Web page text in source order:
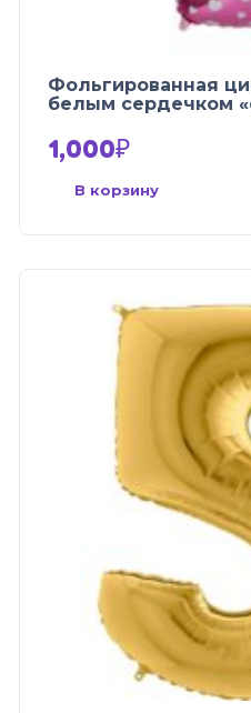
Фольгированная
белым сердечком
1,000₽
В корзину